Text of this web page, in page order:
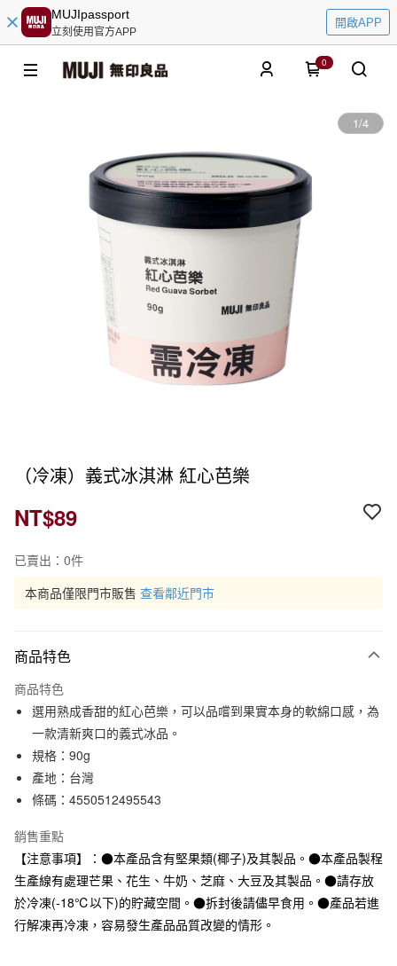
MUJIpassport
立刻使用官方APP
開啟APP
0
1/4
（冷凍）義式冰淇淋 紅心芭樂
NT$89
已賣出：0件
本商品僅限門市販售 查看鄰近門市
商品特色
商品特色
選用熟成香甜的紅心芭樂，可以品嚐到果實本身的軟綿口感，為
一款清新爽口的義式冰品。
規格：90g
產地：台灣
條碼：4550512495543
銷售重點
【注意事項】：●本產品含有堅果類(椰子)及其製品。●本產品製程
生產線有處理芒果、花生、牛奶、芝麻、大豆及其製品。●請存放
於冷凍(-18℃以下)的貯藏空間。●拆封後請儘早食用。●產品若進
行解凍再冷凍，容易發生產品品質改變的情形。